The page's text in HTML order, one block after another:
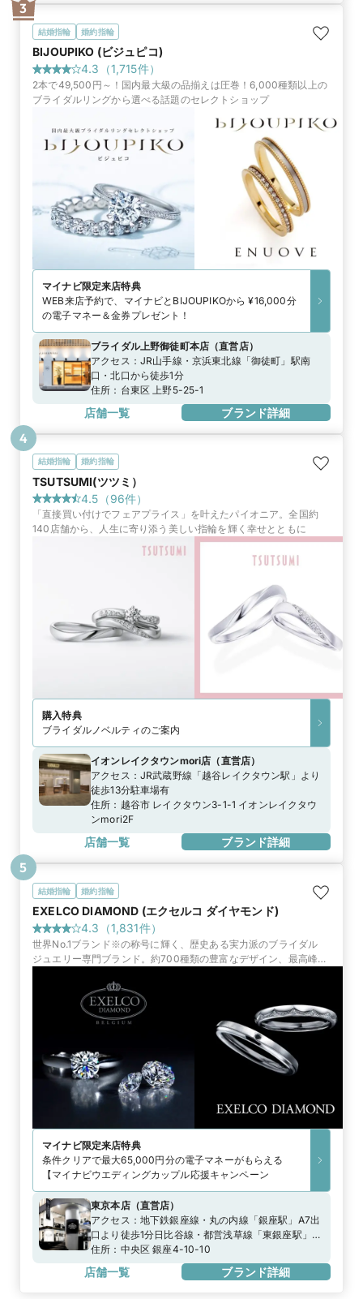
結婚指輪 婚約指輪
BIJOUPIKO (ビジュピコ)
4.3 （1,715件）
2本で49,500円～！国内最大級の品揃えは圧巻！6,000種類以上の
ブライダルリングから選べる話題のセレクトショップ
マイナビ限定来店特典
WEB来店予約で、マイナビとBIJOUPIKOから ¥16,000分
の電子マネー＆金券プレゼント！
ブライダル上野御徒町本店 （直営店）
アクセス： JR山手線・京浜東北線「御徒町」駅南
口・北口から徒歩1分
住所： 台東区 上野5-25-1
店舗一覧 ブランド詳細
3
結婚指輪 婚約指輪
TSUTSUMI(ツツミ）
4.5 （96件）
「直接買い付けでフェアプライス」を叶えたパイオニア。全国約
140店舗から、人生に寄り添う美しい指輪を輝く幸せとともに
購入特典
ブライダルノベルティのご案内
イオンレイクタウンmori店 （直営店）
アクセス： JR武蔵野線「越谷レイクタウン駅」より
徒歩13分駐車場有
住所： 越谷市 レイクタウン3-1-1 イオンレイクタウ
ンmori2F
店舗一覧 ブランド詳細
4
結婚指輪 婚約指輪
EXELCO DIAMOND (エクセルコ ダイヤモンド)
4.3 （1,831件）
世界No.1ブランド※の称号に輝く、歴史ある実力派のブライダル
ジュエリー専門ブランド。約700種類の豊富なデザイン、最高峰の
マイナビ限定来店特典
条件クリアで最大65,000円分の電子マネーがもらえる
【マイナビウエディングカップル応援キャンペーン
東京本店（直営店）
アクセス： 地下鉄銀座線・丸の内線「銀座駅」A7出
口より徒歩1分日比谷線・都営浅草線「東銀座駅」
A2出口より徒歩0分
住所： 中央区 銀座4-10-10
店舗一覧 ブランド詳細
5